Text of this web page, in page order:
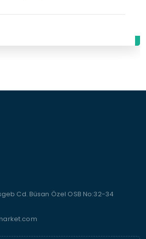
Cd. Büsan Özel OSB No:32-34